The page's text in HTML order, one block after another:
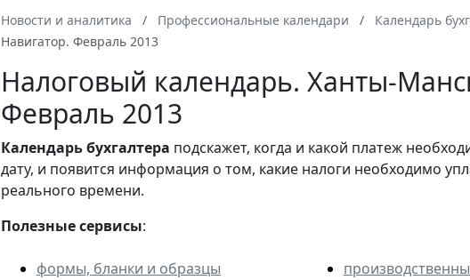
Новости и аналитика Профессиональные календари Календарь
Навигатор. Февраль 2013
Налоговый календарь. Ханты-
Февраль 2013
Календарьбухгалтера подскажет, когда и какой платеж
дату, и появится информация о том, какие налоги необходимо
реального времени.
Полезные сервисы:
формы, бланки и образцы